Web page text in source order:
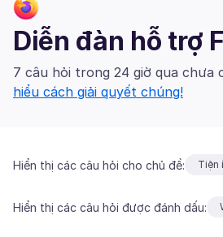
Diễn đàn hỗ trợ
7 câu hỏi trong 24 giờ qua chưa
hiểu cách giải quyết chúng!
Hiển thị các câu hỏi cho chủ đề: Tiện
Hiển thị các câu hỏi được đánh dấu: